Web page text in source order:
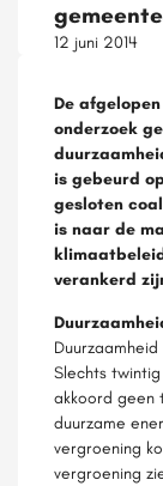
12 juni 2014
De
onderzoek
is gebeurd
gesloten
is naar de
verankerd
Slechts
akkoord geen
duurzame
vergroening
vergroening